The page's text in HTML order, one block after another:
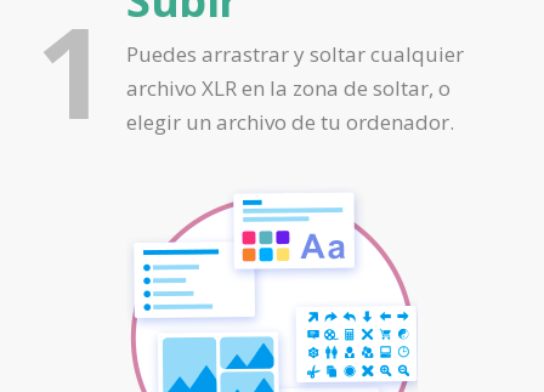
1
Puedes arrastrar y soltar cualquier
archivo XLR en la zona de soltar, o
elegir un archivo de tu ordenador.